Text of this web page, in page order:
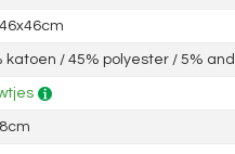
katoen / 45% polyester / 5%